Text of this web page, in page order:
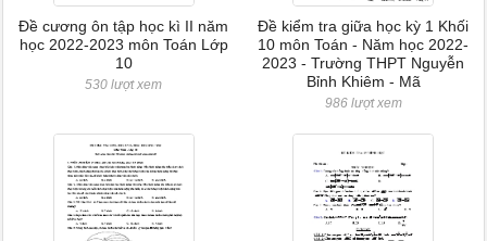
Đề cương ôn tập học kì II năm
học 2022-2023 môn Toán Lớp
10
530 lượt xem
Đề kiểm tra giữa học kỳ 1 Khối
10 môn Toán - Năm học 2022-
2023 - Trường THPT Nguyễn
Bỉnh Khiêm - Mã
986 lượt xem